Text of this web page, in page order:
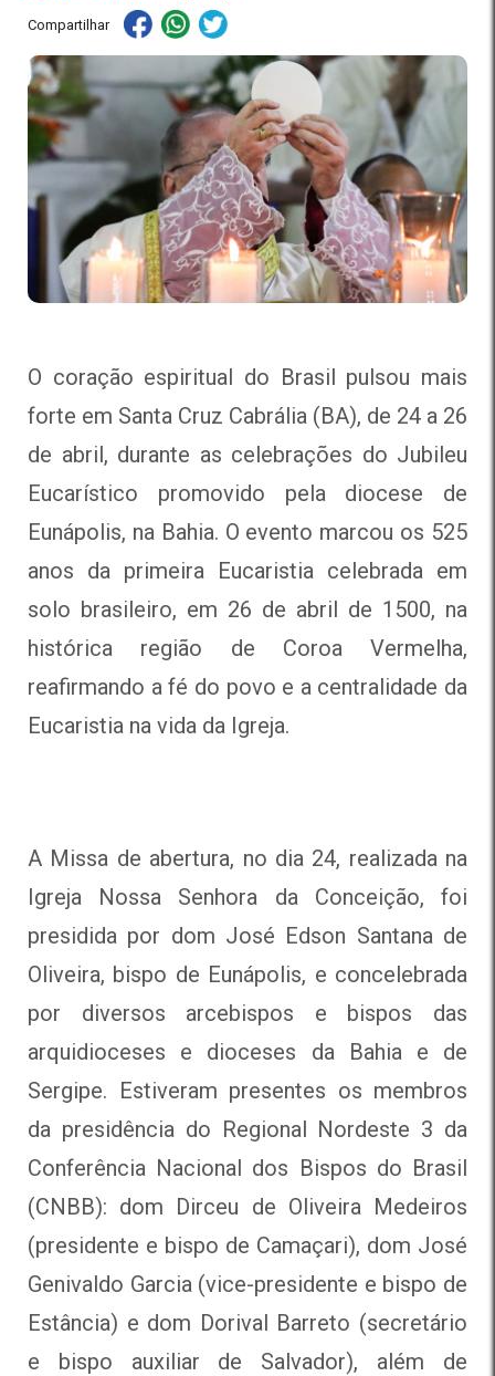
Compartilhar
O coração espiritual do Brasil pulsou mais
forte em Santa Cruz Cabrália (BA), de 24 a 26
de abril, durante as celebrações do Jubileu
Eucarístico promovido pela diocese de
Eunápolis, na Bahia. O evento marcou os 525
anos da primeira Eucaristia celebrada em
solo brasileiro, em 26 de abril de 1500, na
histórica região de Coroa Vermelha,
reafirmando a fé do povo e a centralidade da
Eucaristia na vida da Igreja.
A Missa de abertura, no dia 24, realizada na
Igreja Nossa Senhora da Conceição, foi
presidida por dom José Edson Santana de
Oliveira, bispo de Eunápolis, e concelebrada
por diversos arcebispos e bispos das
arquidioceses e dioceses da Bahia e de
Sergipe. Estiveram presentes os membros
da presidência do Regional Nordeste 3 da
Conferência Nacional dos Bispos do Brasil
(CNBB): dom Dirceu de Oliveira Medeiros
(presidente e bispo de Camaçari), dom José
Genivaldo Garcia (vice-presidente e bispo de
Estância) e dom Dorival Barreto (secretário
e bispo auxiliar de Salvador), além de